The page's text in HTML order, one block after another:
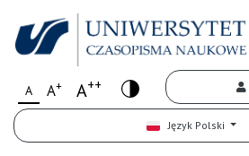
A A+ A++
Język Polski